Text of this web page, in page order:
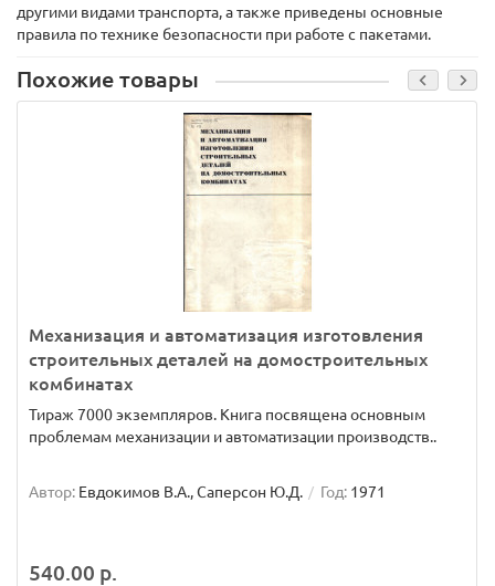
другими видами транспорта, а также приведены основные
правила по технике безопасности при работе с пакетами.
Похожие товары
Механизация и автоматизация изготовления
строительных деталей на домостроительных
комбинатах
Тираж 7000 экземпляров. Книга посвящена основным
проблемам механизации и автоматизации производств..
Автор: Евдокимов В.А., Саперсон Ю.Д. Год: 1971
540.00 р.